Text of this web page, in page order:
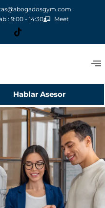
: 9:00 - 14:30
Meet
Hablar Asesor